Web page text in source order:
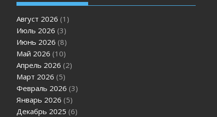
Август 2026 (1)
Июль 2026 (3)
Июнь 2026 (8)
Май 2026 (10)
Апрель 2026 (2)
Март 2026 (5)
Февраль 2026 (3)
Январь 2026 (5)
Декабрь 2025 (6)